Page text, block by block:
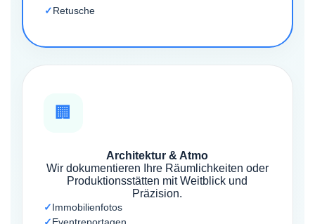
Retusche
🏢
Architektur & Atmo
Wir dokumentieren Ihre Räumlichkeiten oder
Produktionsstätten mit Weitblick und
Präzision.
Immobilienfotos